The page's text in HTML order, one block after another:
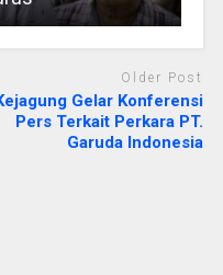
Older Post
Gelar Konferensi
Pers Terkait Perkara PT.
Garuda Indonesia